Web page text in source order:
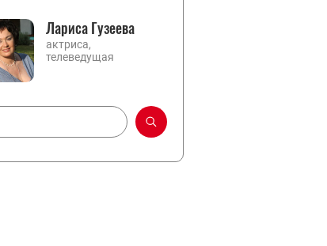
Лариса Гузеева
актриса,
телеведущая